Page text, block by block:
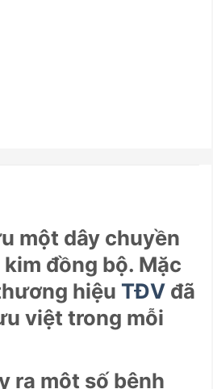
một dây chuyền
đồng bộ. Mặc
hiệu TĐV đã
việt trong mỗi
ra một số bệnh